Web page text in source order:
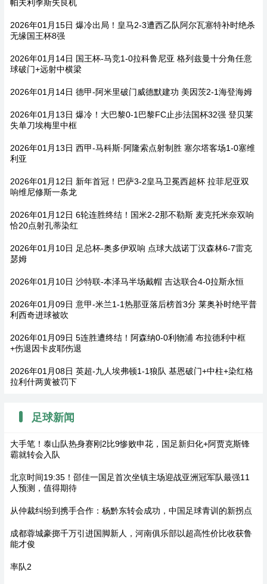
帕夫利季斯失良机
2026年01月15日 爆冷出局！皇马2-3遭西乙队阿尔瓦塞特补时绝杀
无缘国王杯8强
2026年01月14日 国王杯-马竞1-0拉科鲁尼亚 格列兹曼十分角任意
球破门+远射中横梁
2026年01月14日 德甲-阿米里破门威德默建功 美因茨2-1海登海姆
2026年01月13日 爆冷！大巴黎0-1巴黎FC止步法国杯32强 登贝莱
失单刀埃梅里中框
2026年01月13日 西甲-马科斯·阿隆索点射制胜 塞尔塔客场1-0塞维
利亚
2026年01月12日 新年首冠！巴萨3-2皇马卫冕西超杯 拉菲尼亚双
响维尼修斯一条龙
2026年01月12日 6轮连胜终结！国米2-2那不勒斯 麦克托米奈双响
恰20点射孔蒂染红
2026年01月10日 足总杯-奥多伊双响 点球大战诺丁汉森林6-7雷克
瑟姆
2026年01月10日 沙特联-本泽马半场戴帽 吉达联合4-0拉斯永恒
2026年01月09日 意甲-米兰1-1热那亚落后榜首3分 莱奥补时绝平普
利西奇进球被吹
2026年01月09日 5连胜遭终结！阿森纳0-0利物浦 布拉德利中框
+伤退因卡皮耶伤退
2026年01月08日 英超-九人埃弗顿1-1狼队 基恩破门+中柱+染红格
拉利什两黄被罚下
足球新闻
大手笔！泰山队热身赛刚2比9惨败申花，国足新归化+阿贾克斯锋
霸就转会入队
北京时间19:35！邵佳一国足首次坐镇主场迎战亚洲冠军队最强11
人预测，值得期待
从仲裁纠纷到携手合作：杨黔东转会成功，中国足球青训的新拐点
成都蓉城豪掷千万引进国脚新人，河南俱乐部以超高性价比收获鲁
能才俊
率队2